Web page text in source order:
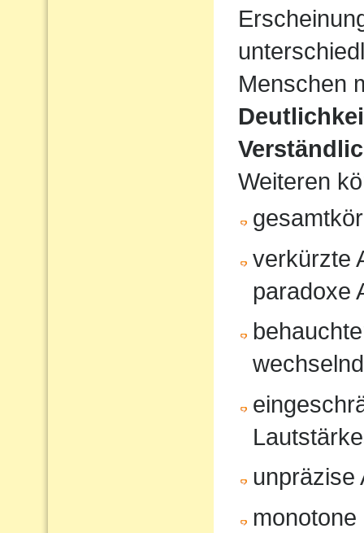
Menschen
Weiteren
verkürzte
paradoxe
unpräzise